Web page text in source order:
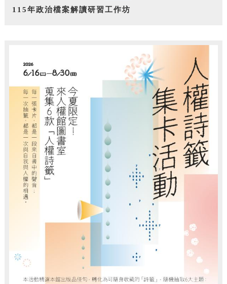
115年政治檔案解讀研習工作坊